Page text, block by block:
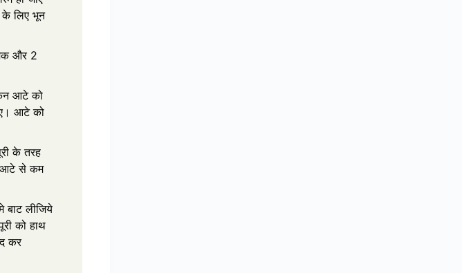
के लिए भून
और 2
आटे को
आटे को
के तरह
आटे से कम
बाट लीजिये
को हाथ
कर